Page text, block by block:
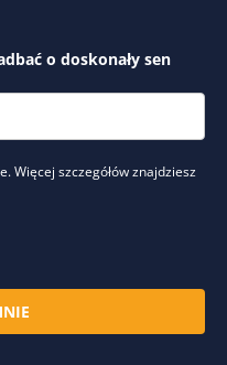
o doskonały sen
Więcej szczegółów znajdziesz